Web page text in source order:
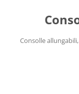
contenuto
Consolle